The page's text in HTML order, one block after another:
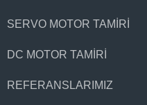
SERVO MOTOR TAMIRI
DC MOTOR TAMIRI
REFERANSLARIMIZ